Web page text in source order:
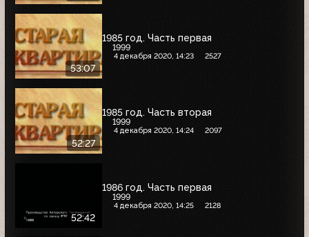
53:07
1985 год. Часть первая
1999
4 декабря 2020, 14:23 2527
52:27
1985 год. Часть вторая
1999
4 декабря 2020, 14:24 2097
52:42
1986 год. Часть первая
1999
4 декабря 2020, 14:25 2128